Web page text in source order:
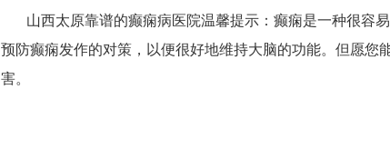
山西太原靠谱的癫痫病医院温馨提示：癫痫是一种很容
预防癫痫发作的对策，以便很好地维持大脑的功能。但愿
害。